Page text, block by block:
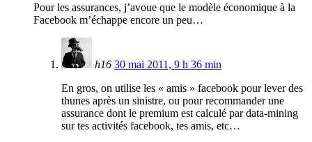
Pour les assurances, j’avoue que le modèle économique à la
Facebook m’échappe encore un peu…
h16 30 mai 2011, 9 h 36 min
En gros, on utilise les « amis » facebook pour lever des
thunes après un sinistre, ou pour recommander une
assurance dont le premium est calculé par data-mining
sur tes activités facebook, tes amis, etc…